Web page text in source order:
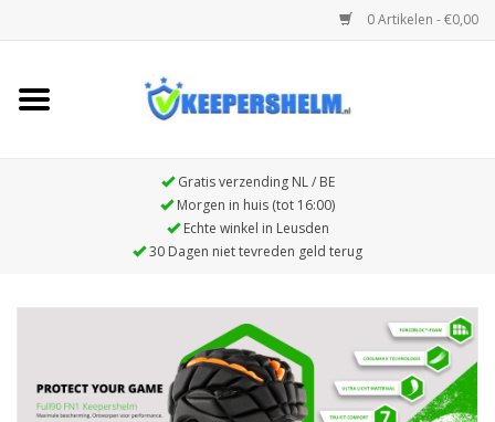
0 Artikelen - €0,00
Home
Full90 Premier beschermende
Gratis verzending NL / BE
Morgen in huis (tot 16:00)
Echte winkel in Leusden
30 Dagen niet tevreden geld terug